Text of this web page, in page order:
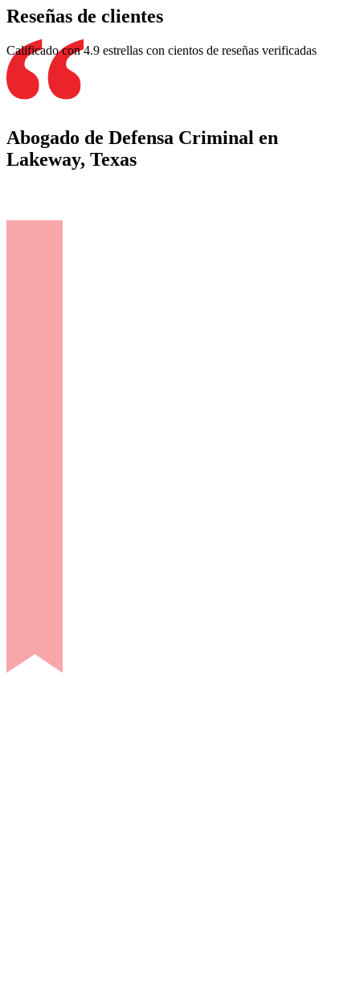
Abogado de Defensa Criminal en
Lakeway, Texas
Reseñas de clientes
Calificado con 4.9 estrellas con cientos de reseñas verificadas